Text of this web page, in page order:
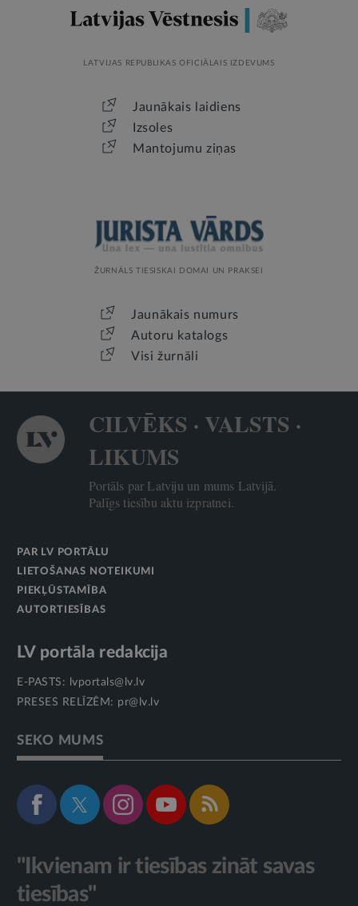
LATVIJAS REPUBLIKAS OFICIĀLAIS IZDEVUMS
Jaunākais laidiens
Izsoles
Mantojumu ziņas
ŽURNĀLS TIESISKAI DOMAI UN PRAKSEI
Jaunākais numurs
Autoru katalogs
Visi žurnāli
CILVĒKS · VALSTS ·
LIKUMS
Portāls par Latviju un mums Latvijā.
Palīgs tiesību aktu izpratnei.
PAR LV PORTĀLU
LIETOŠANAS NOTEIKUMI
PIEKĻŪSTAMĪBA
AUTORTIESĪBAS
LV portāla redakcija
E-PASTS:
lvportals@lv.lv
PRESES RELĪZĒM: pr@lv.lv
SEKO MUMS
"Ikvienam ir tiesības zināt savas
tiesības"